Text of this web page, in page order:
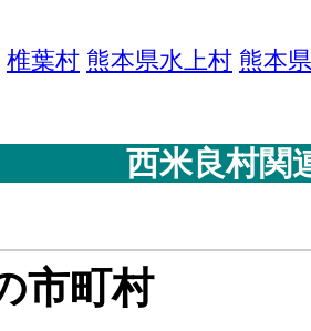
椎葉村 熊本県水上村 熊本
西米良村関